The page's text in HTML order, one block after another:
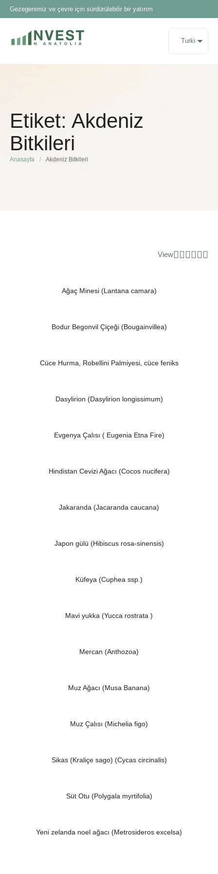
Gezegenimiz ve çevre için sürdürülebilir bir yatırım
Etiket: Akdeniz
Bitkileri
Anasayfa / Akdeniz Bitkileri
View
Ağaç Minesi (Lantana camara)
Bodur Begonvil Çiçeği (Bougainvillea)
Cüce Hurma, Robellini Palmiyesi, cüce feniks
Dasylirion (Dasylirion longissimum)
Evgenya Çalısı ( Eugenia Etna Fire)
Hindistan Cevizi Ağacı (Cocos nucifera)
Jakaranda (Jacaranda caucana)
Japon gülü (Hibiscus rosa-sinensis)
Küfeya (Cuphea ssp.)
Mavi yukka (Yucca rostrata )
Mercan (Anthozoa)
Muz Ağacı (Musa Banana)
Muz Çalısı (Michelia figo)
Sikas (Kraliçe sago) (Cycas circinalis)
Süt Otu (Polygala myrtifolia)
Yeni zelanda noel ağacı (Metrosideros excelsa)